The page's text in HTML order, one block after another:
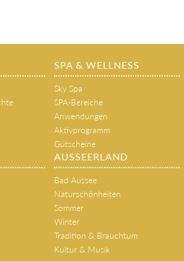
SPA & WELLNESS
Sky Spa
SPA-Bereiche
Anwendungen
Aktivprogramm
Gutscheine
AUSSEERLAND
Bad Aussee
Naturschönheiten
Sommer
Winter
Tradition & Brauchtum
Kultur & Musik